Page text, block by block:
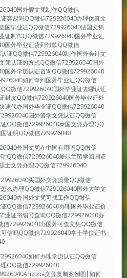
国外假文凭制作QQ微信
容易吗QQ微信729926040办理仿真文
国毕业证QQ微信729926040法国文凭
证制作QQ微信729926040国外毕业证
国外毕业证货到付款QQ微信
证QQ微信729926040制作国外会计文
凭认证的方式QQ微信729926040国外
国外学历认证咨询QQ微信729926040
如何拿到国外毕业证QQ微信
微信729926040国外毕业证去哪认证
封皮QQ微信729926040国外毕业证外
速代办国外毕业证QQ微信729926040
国外留学文凭认证QQ微信
QQ微信729926040泰国文凭办理QQ
证明QQ微信729926040
外国文凭在中国有用吗QQ微信
QQ微信729926040爱尔兰留学回国证
士文凭办理QQ微信729926040
买国外文凭质量QQ微信
么办理QQ微信729926040国外大学文
办国外文凭可找工作QQ微信
QQ微信729926040办理国外毕业证价
业证书编号查询QQ微信729926040办
信729926040办国外可查文凭QQ微信
信吗QQ微信729926040学士学位证书
如何办理学历认证QQ微信
QQ微信729926040
文凭复制案例图|如何